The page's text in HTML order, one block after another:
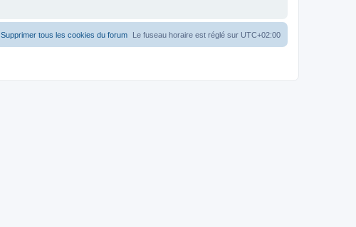
Le fuseau horaire est réglé sur UTC+02:00
Supprimer tous les cookies du forum